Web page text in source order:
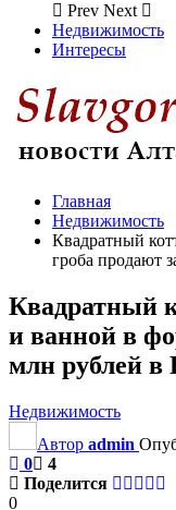
Prev Next
Недвижимость
Интересы
Главная
Недвижимость
Квадратный
гроба продают
Квадратный
и ванной в
млн рублей в
Недвижимость
Автор admin
0
4
Поделится
0